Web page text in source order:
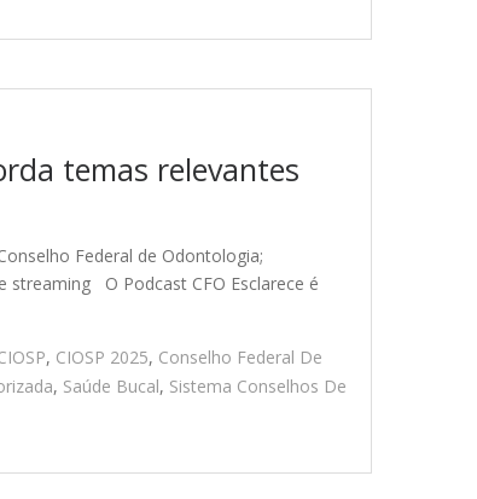
temas relevantes
Federal de Odontologia;
streaming O Podcast CFO Esclarece é
, CIOSP 2025, Conselho Federal De
, Saúde Bucal, Sistema Conselhos De